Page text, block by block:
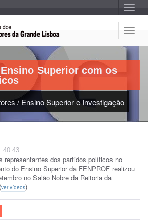
A
l
t
e
r
a
g
ã
o
A
l
t
e
a
n
a
ç
Superior com os
/Ensino Superior e Investigação
representantes dos partidos políticos no
do Ensino Superior da FENPROF realizou
no Salão Nobre da Reitoria da
ver vídeos)